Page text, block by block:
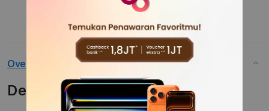
Overview
Description